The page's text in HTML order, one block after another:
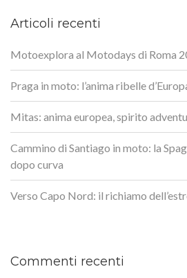
Articoli recenti
Motoexplora al Motodays di Roma
Praga in moto: l’anima ribelle
Mitas: anima europea, spirito
Cammino di Santiago in moto: la
dopo curva
Verso Capo Nord: il richiamo
Commenti recenti